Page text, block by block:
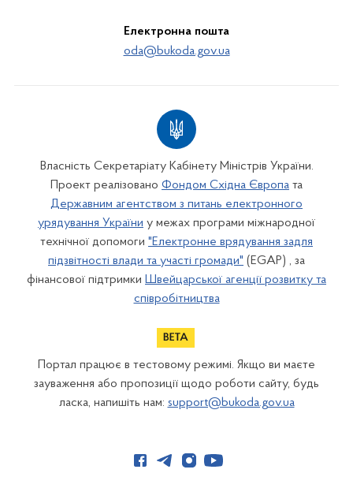
Електронна пошта
oda@bukoda.gov.ua
Власність Секретаріату Кабінету Міністрів України.
Проект реалізовано Фондом Східна Європа та
Державним агентством з питань електронного
урядування України у межах програми міжнародної
технічної допомоги "Електронне врядування задля
підзвітності влади та участі громади" (EGAP) , за
фінансової підтримки Швейцарської агенції розвитку та
співробітництва
Портал працює в тестовому режимі. Якщо ви маєте
зауваження або пропозиції щодо роботи сайту, будь
ласка, напишіть нам: support@bukoda.gov.ua